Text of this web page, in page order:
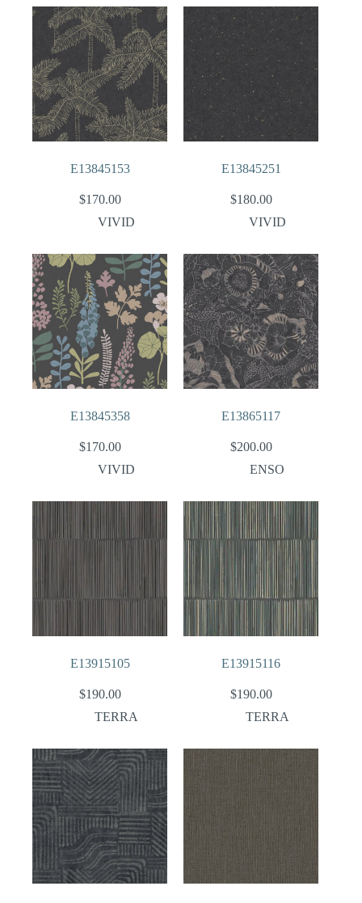
E13845153
$170.00
VIVID
E13845251
$180.00
VIVID
E13845358
$170.00
VIVID
E13865117
$200.00
ENSO
E13915105
$190.00
TERRA
E13915116
$190.00
TERRA